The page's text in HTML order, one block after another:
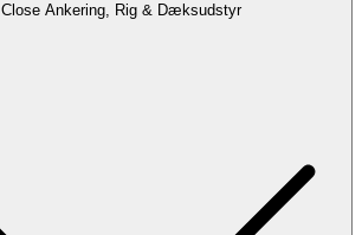
Close Ankering, Rig & Dæksudstyr